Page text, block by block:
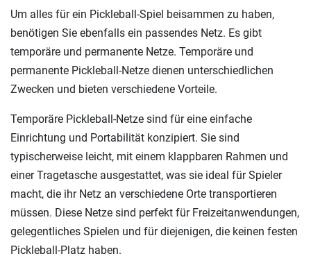
Um alles für ein Pickleball-Spiel beisammen zu haben,
benötigen Sie ebenfalls ein passendes Netz. Es gibt
temporäre und permanente Netze. Temporäre und
permanente Pickleball-Netze dienen unterschiedlichen
Zwecken und bieten verschiedene Vorteile.
Temporäre Pickleball-Netze sind für eine einfache
Einrichtung und Portabilität konzipiert. Sie sind
typischerweise leicht, mit einem klappbaren Rahmen und
einer Tragetasche ausgestattet, was sie ideal für Spieler
macht, die ihr Netz an verschiedene Orte transportieren
müssen. Diese Netze sind perfekt für Freizeitanwendungen,
gelegentliches Spielen und für diejenigen, die keinen festen
Pickleball-Platz haben.